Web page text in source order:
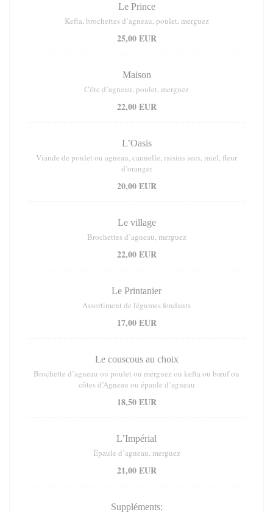
Le Prince
Kefta, brochettes d’agneau, poulet, merguez
25,00 EUR
Maison
Côte d’agneau, poulet, merguez
22,00 EUR
L’Oasis
Viande de poulet ou agneau, cannelle, raisins secs, miel, fleur
d’oranger
20,00 EUR
Le village
Brochettes d’agneau, merguez
22,00 EUR
Le Printanier
Assortiment de légumes fondants
17,00 EUR
Le couscous au choix
Brochette d’agneau ou poulet ou merguez ou kefta ou bœuf ou
côtes d’Agneau ou épaule d’agneau
18,50 EUR
L’Impérial
Épaule d’agneau, merguez
21,00 EUR
Suppléments: